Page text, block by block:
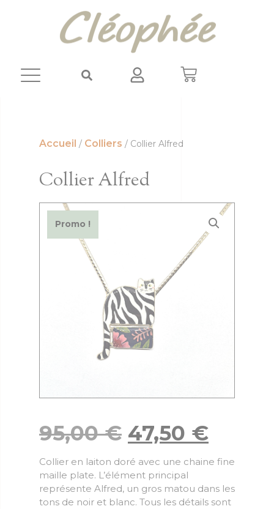
Accueil / Colliers / Collier Alfred
Collier Alfred
Promo !
95,00€ 47,50 €
Collier en laiton doré avec une chaine fine
maille plate. L’élément principal
représente Alfred, un gros matou dans les
tons de noir et blanc. Tous les détails sont